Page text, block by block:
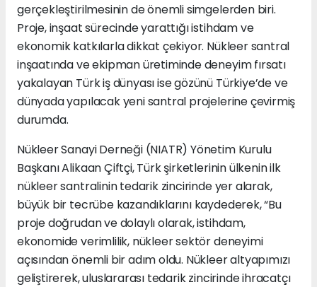
gerçekleştirilmesinin de önemli simgelerden biri.
Proje, inşaat sürecinde yarattığı istihdam ve
ekonomik katkılarla dikkat çekiyor. Nükleer santral
inşaatında ve ekipman üretiminde deneyim fırsatı
yakalayan Türk iş dünyası ise gözünü Türkiye’de ve
dünyada yapılacak yeni santral projelerine çevirmiş
durumda.
Nükleer Sanayi Derneği (NIATR) Yönetim Kurulu
Başkanı Alikaan Çiftçi, Türk şirketlerinin ülkenin ilk
nükleer santralinin tedarik zincirinde yer alarak,
büyük bir tecrübe kazandıklarını kaydederek, “Bu
proje doğrudan ve dolaylı olarak, istihdam,
ekonomide verimlilik, nükleer sektör deneyimi
açısından önemli bir adım oldu. Nükleer altyapımızı
geliştirerek, uluslararası tedarik zincirinde ihracatçı